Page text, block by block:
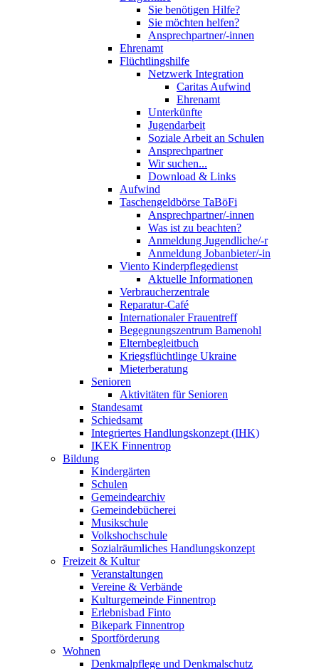
Sie benötigen Hilfe?
Sie möchten helfen?
Ansprechpartner/-innen
Ehrenamt
Flüchtlingshilfe
Netzwerk Integration
Caritas Aufwind
Ehrenamt
Unterkünfte
Jugendarbeit
Soziale Arbeit an Schulen
Ansprechpartner
Wir suchen...
Download & Links
Aufwind
Taschengeldbörse TaBöFi
Ansprechpartner/-innen
Was ist zu beachten?
Anmeldung Jugendliche/-r
Anmeldung Jobanbieter/-in
Viento Kinderpflegedienst
Aktuelle Informationen
Verbraucherzentrale
Reparatur-Café
Internationaler Frauentreff
Begegnungszentrum Bamenohl
Elternbegleitbuch
Kriegsflüchtlinge Ukraine
Mieterberatung
Senioren
Aktivitäten für Senioren
Standesamt
Schiedsamt
Integriertes Handlungskonzept (IHK)
IKEK Finnentrop
Bildung
Kindergärten
Schulen
Gemeindearchiv
Gemeindebücherei
Musikschule
Volkshochschule
Sozialräumliches Handlungskonzept
Freizeit & Kultur
Veranstaltungen
Vereine & Verbände
Kulturgemeinde Finnentrop
Erlebnisbad Finto
Bikepark Finnentrop
Sportförderung
Wohnen
Denkmalpflege und Denkmalschutz